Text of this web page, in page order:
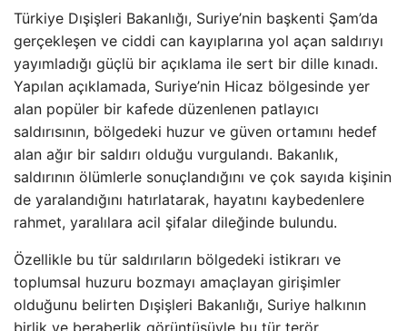
Türkiye Dışişleri Bakanlığı, Suriye’nin başkenti Şam’da
gerçekleşen ve ciddi can kayıplarına yol açan saldırıyı
yayımladığı güçlü bir açıklama ile sert bir dille kınadı.
Yapılan açıklamada, Suriye’nin Hicaz bölgesinde yer
alan popüler bir kafede düzenlenen patlayıcı
saldırısının, bölgedeki huzur ve güven ortamını hedef
alan ağır bir saldırı olduğu vurgulandı. Bakanlık,
saldırının ölümlerle sonuçlandığını ve çok sayıda kişinin
de yaralandığını hatırlatarak, hayatını kaybedenlere
rahmet, yaralılara acil şifalar dileğinde bulundu.
Özellikle bu tür saldırıların bölgedeki istikrarı ve
toplumsal huzuru bozmayı amaçlayan girişimler
olduğunu belirten Dışişleri Bakanlığı, Suriye halkının
birlik ve beraberlik görüntüsüyle bu tür terör